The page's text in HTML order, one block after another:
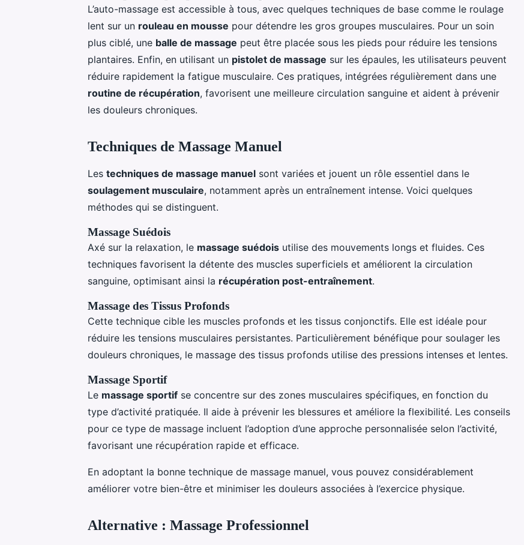
L’auto-massage est accessible à tous, avec quelques techniques de base comme le roulage
lent sur un rouleau en mousse pour détendre les gros groupes musculaires. Pour un soin
plus ciblé, une balle de massage peut être placée sous les pieds pour réduire les tensions
plantaires. Enfin, en utilisant un pistolet de massage sur les épaules, les utilisateurs peuvent
réduire rapidement la fatigue musculaire. Ces pratiques, intégrées régulièrement dans une
routine de récupération, favorisent une meilleure circulation sanguine et aident à prévenir
les douleurs chroniques.
Techniques de Massage Manuel
Les techniques de massage manuel sont variées et jouent un rôle essentiel dans le
soulagement musculaire, notamment après un entraînement intense. Voici quelques
méthodes qui se distinguent.
Massage Suédois
Axé sur la relaxation, le massage suédois utilise des mouvements longs et fluides. Ces
techniques favorisent la détente des muscles superficiels et améliorent la circulation
sanguine, optimisant ainsi la récupération post-entraînement.
Massage des Tissus Profonds
Cette technique cible les muscles profonds et les tissus conjonctifs. Elle est idéale pour
réduire les tensions musculaires persistantes. Particulièrement bénéfique pour soulager les
douleurs chroniques, le massage des tissus profonds utilise des pressions intenses et lentes.
Massage Sportif
Le massage sportif se concentre sur des zones musculaires spécifiques, en fonction du
type d’activité pratiquée. Il aide à prévenir les blessures et améliore la flexibilité. Les conseils
pour ce type de massage incluent l’adoption d’une approche personnalisée selon l’activité,
favorisant une récupération rapide et efficace.
En adoptant la bonne technique de massage manuel, vous pouvez considérablement
améliorer votre bien-être et minimiser les douleurs associées à l’exercice physique.
Alternative : Massage Professionnel